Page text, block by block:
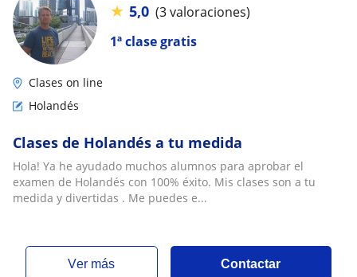
1ª clase gratis
★ 5,0 (3 valoraciones)
Clases on line
Holandés
Clases de Holandés a tu medida
Hola! Ya he ayudado muchos alumnos para aprobar el
examen de Holandés con 100% éxito. Mis clases son a tu
medida y divertidas . Me puedes e...
ver más Contactar